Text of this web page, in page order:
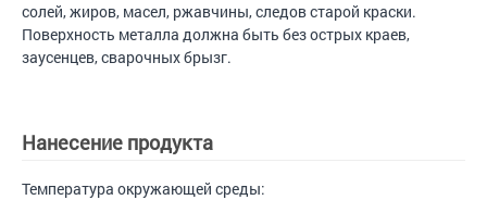
солей, жиров, масел, ржавчины, следов старой краски.
Поверхность металла должна быть без острых краев,
заусенцев, сварочных брызг.
Нанесение продукта
Температура окружающей среды: